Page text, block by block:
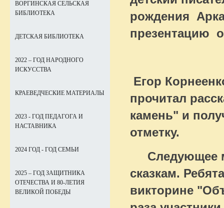
рождения
презентацию
Егор
прочитал
камень" и
отметку.
Следующее
сказкам.
викторине
ВОРГИНСКАЯ СЕЛЬСКАЯ
БИБЛИОТЕКА
ДЕТСКАЯ БИБЛИОТЕКА
2022 – ГОД НАРОДНОГО
ИСКУССТВА
КРАЕВЕДЧЕСКИЕ МАТЕРИАЛЫ
2023 - ГОД ПЕДАГОГА И
НАСТАВНИКА
2024 ГОД - ГОД СЕМЬИ
2025 – ГОД ЗАЩИТНИКА
ОТЕЧЕСТВА И 80-ЛЕТИЯ
ВЕЛИКОЙ ПОБЕДЫ